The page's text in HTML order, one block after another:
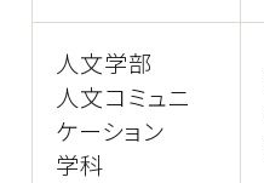
人文学部
人文コミュニ
ケーション
学科